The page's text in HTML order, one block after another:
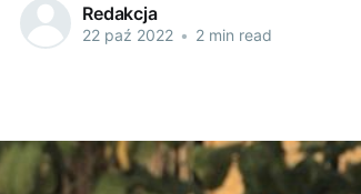
Redakcja
22 paź 2022 • 2 min read